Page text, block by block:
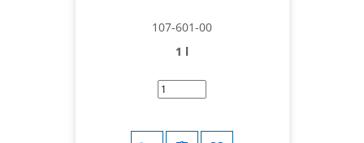
107-601-00
1 l